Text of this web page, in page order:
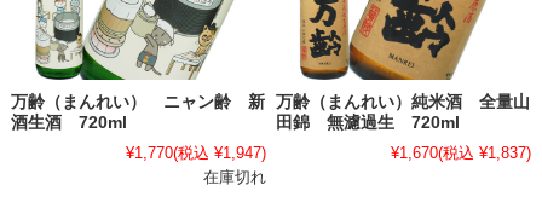
万齢（まんれい） ニャン齢 新
酒生酒 720ml
¥1,770(税込 ¥1,947)
在庫切れ
万齢（まんれい）純米酒 全量山
田錦 無濾過生 720ml
¥1,670(税込 ¥1,837)